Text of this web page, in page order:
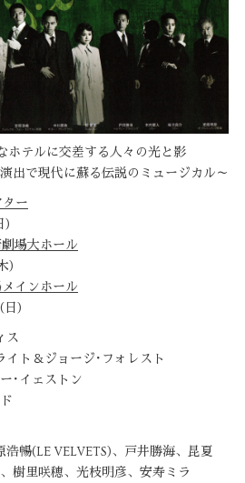
ホテルに交差する人々の光と影
出で現代に蘇る伝説のミュージカル～
ー
)
場大ホール
)
インホール
日)
ス
イト＆ジョージ･フォレスト
･イェストン
浩暢(LE VELVETS)、戸井勝海、昆夏
樹里咲穂、光枝明彦、安寿ミラ